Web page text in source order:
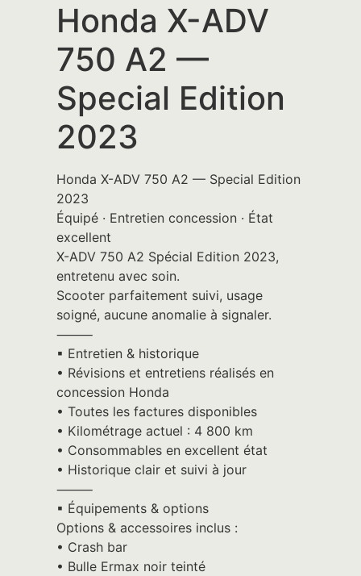
Honda X-ADV
750 A2 —
Special Edition
2023
Honda X-ADV 750 A2 — Special Edition
2023
Équipé · Entretien concession · État
excellent
X-ADV 750 A2 Spécial Edition 2023,
entretenu avec soin.
Scooter parfaitement suivi, usage
soigné, aucune anomalie à signaler.
⸻
▪︎ Entretien & historique
• Révisions et entretiens réalisés en
concession Honda
• Toutes les factures disponibles
• Kilométrage actuel : 4 800 km
• Consommables en excellent état
• Historique clair et suivi à jour
⸻
▪︎ Équipements & options
Options & accessoires inclus :
• Crash bar
• Bulle Ermax noir teinté